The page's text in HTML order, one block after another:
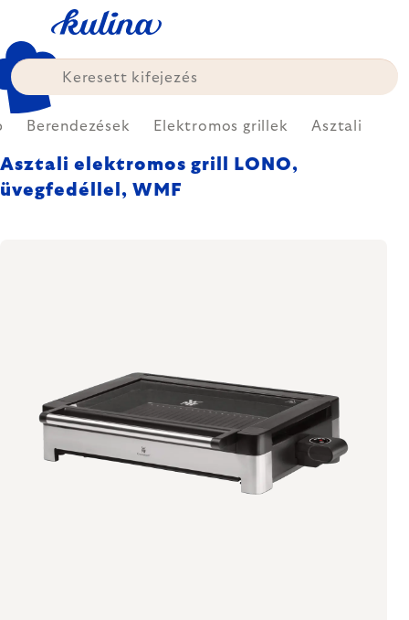
fő
tartalomhoz
Berendezések Elektromos grillek Asztali
Asztali elektromos grill LONO,
üvegfedéllel, WMF